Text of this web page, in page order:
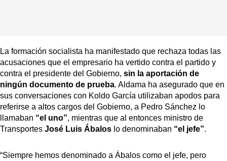
La formación socialista ha manifestado que rechaza todas las
acusaciones que el empresario ha vertido contra el partido y
contra el presidente del Gobierno, sin la aportación de
ningún documento de prueba. Aldama ha asegurado que en
sus conversaciones con Koldo García utilizaban apodos para
referirse a altos cargos del Gobierno, a Pedro Sánchez lo
llamaban “el uno”, mientras que al entonces ministro de
Transportes José Luis Ábalos lo denominaban “el jefe”.
“Siempre hemos denominado a Ábalos como el jefe, pero